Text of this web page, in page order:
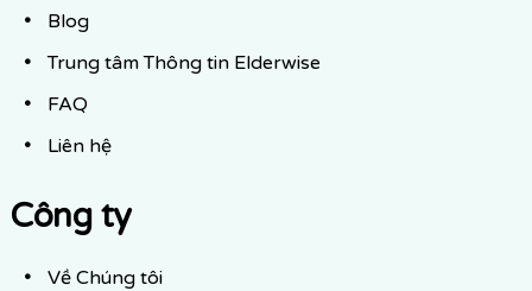
Blog
Trung tâm Thông tin Elderwise
FAQ
Liên hệ
Công ty
Về Chúng tôi